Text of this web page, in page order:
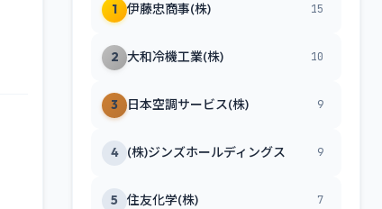
1 伊藤忠商事(株) 15
2 大和冷機工業(株) 10
3 日本空調サービス(株) 9
4 (株)ジンズホールディングス 9
5 住友化学(株) 7